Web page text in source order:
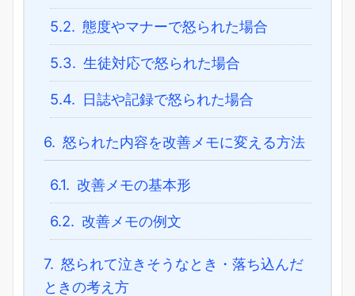
5.2. 態度やマナーで怒られた場合
5.3. 生徒対応で怒られた場合
5.4. 日誌や記録で怒られた場合
6. 怒られた内容を改善メモに変える方法
6.1. 改善メモの基本形
6.2. 改善メモの例文
7. 怒られて泣きそうなとき・落ち込んだ
ときの考え方